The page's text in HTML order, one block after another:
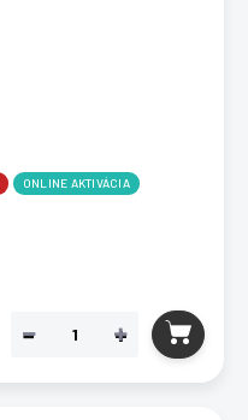
ONLINE AKTIVÁCIA
+
−